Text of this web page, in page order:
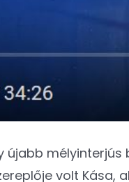
újabb
volt Kása,